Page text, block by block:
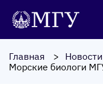
Главная Новости